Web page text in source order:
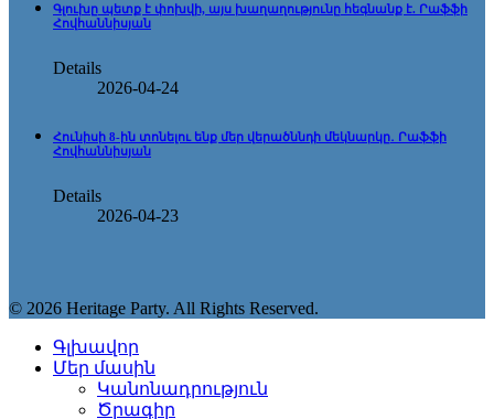
Գլուխը պետք է փոխվի, այս խաղաղությունը հեգնանք է. Րաֆֆի
Հովհաննիսյան
Details
2026-04-24
Հունիսի 8-ին տոնելու ենք մեր վերածննդի մեկնարկը․ Րաֆֆի
Հովհաննիսյան
Details
2026-04-23
© 2026 Heritage Party. All Rights Reserved.
Գլխավոր
Մեր մասին
Կանոնադրություն
Ծրագիր